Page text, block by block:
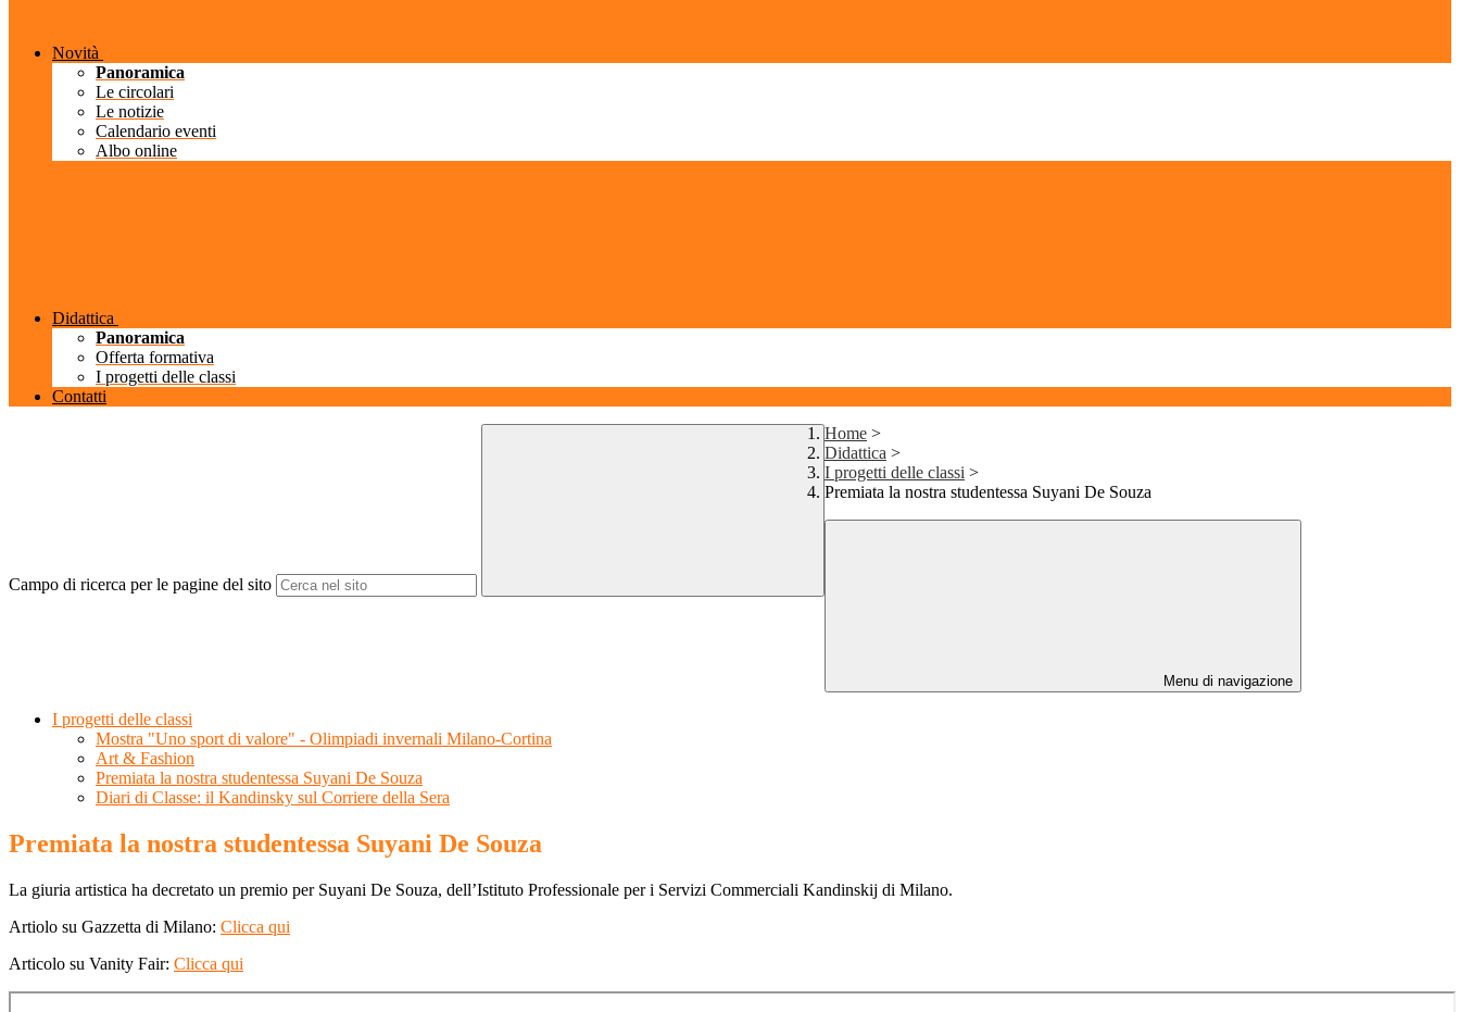
Novità
Panoramica
Le circolari
Le notizie
Calendario eventi
Albo online
Didattica
Panoramica
Offerta formativa
I progetti delle classi
Contatti
Campo di ricerca per le pagine del sito
Home >
Didattica >
I progetti delle classi >
Premiata la nostra studentessa Suyani De Souza
Menu di navigazione
I progetti delle classi
Mostra "Uno sport di valore" - Olimpiadi invernali Milano-Cortina
Art & Fashion
Premiata la nostra studentessa Suyani De Souza
Diari di Classe: il Kandinsky sul Corriere della Sera
Premiata la nostra studentessa Suyani De Souza
La giuria artistica ha decretato un premio per Suyani De Souza, dell’Istituto Professionale per i Servizi Commerciali Kandinskij di Milano.
Artiolo su Gazzetta di Milano: Clicca qui
Articolo su Vanity Fair: Clicca qui